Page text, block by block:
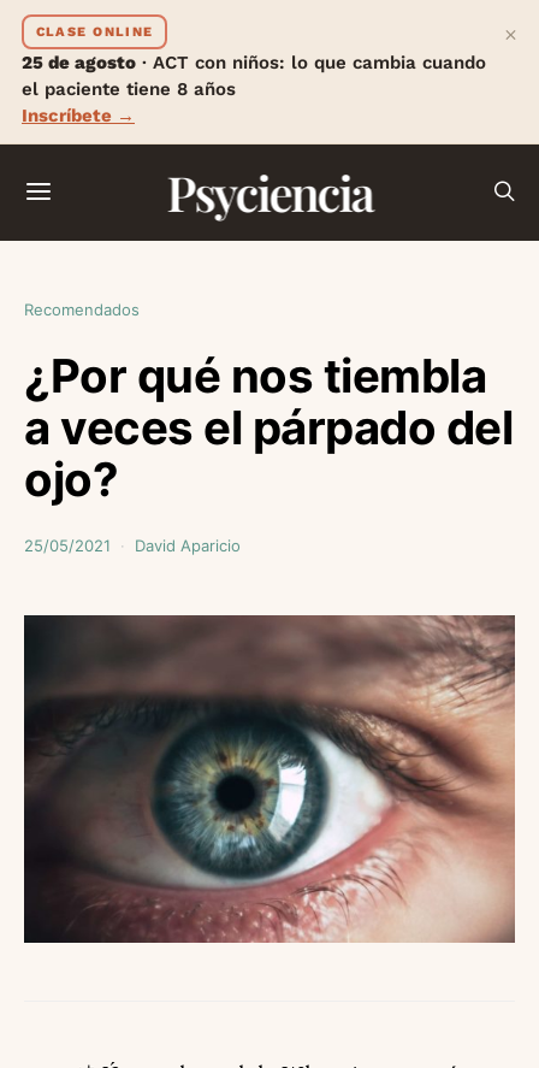
CLASE ONLINE
25 de agosto · ACT con niños: lo que cambia cuando
el paciente tiene 8 años
Inscríbete →
×
Psyciencia
Recomendados
¿Por qué nos tiembla
a veces el párpado del
ojo?
25/05/2021 David Aparicio